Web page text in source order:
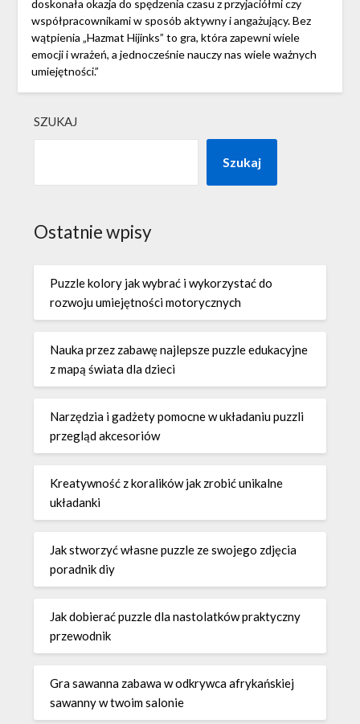
doskonała okazja do spędzenia czasu z przyjaciółmi czy
współpracownikami w sposób aktywny i angażujący. Bez
wątpienia „Hazmat Hijinks” to gra, która zapewni wiele
emocji i wrażeń, a jednocześnie nauczy nas wiele ważnych
umiejętności.”
SZUKAJ
Szukaj
Ostatnie wpisy
Puzzle kolory jak wybrać i wykorzystać do
rozwoju umiejętności motorycznych
Nauka przez zabawę najlepsze puzzle edukacyjne
z mapą świata dla dzieci
Narzędzia i gadżety pomocne w układaniu puzzli
przegląd akcesoriów
Kreatywność z koralików jak zrobić unikalne
układanki
Jak stworzyć własne puzzle ze swojego zdjęcia
poradnik diy
Jak dobierać puzzle dla nastolatków praktyczny
przewodnik
Gra sawanna zabawa w odkrywca afrykańskiej
sawanny w twoim salonie